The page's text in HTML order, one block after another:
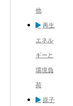
他
再生
エネル
ギーと
環境負
荷
原子